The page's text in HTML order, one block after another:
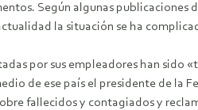
Según algunas publicaciones
la situación se ha
por sus empleadores han
de ese país el presidente de la
fallecidos y contagiados y